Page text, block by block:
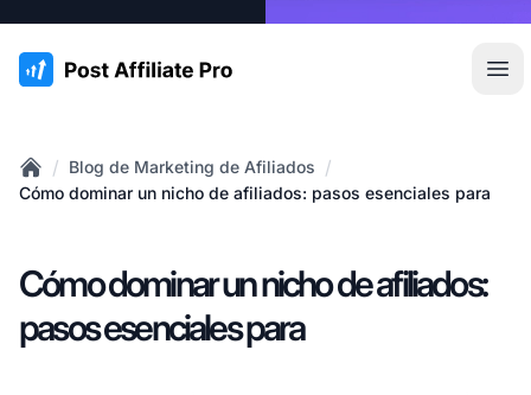
:site.title
Home
/ Blog de Marketing de Afiliados /
Cómo dominar un nicho de afiliados: pasos esenciales para
Cómo dominar un nicho de afiliados:
pasos esenciales para